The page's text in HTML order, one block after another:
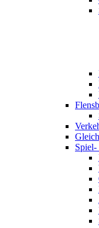
Spiel-